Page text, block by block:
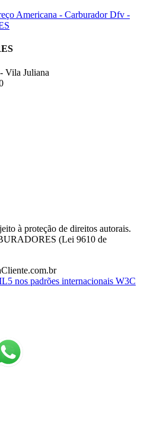
Vila Juliana
à proteção de direitos autorais.
(Lei 9610 de